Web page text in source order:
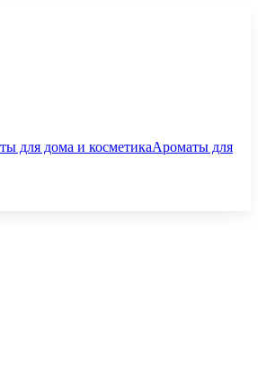
для дома и косметикаАроматы для